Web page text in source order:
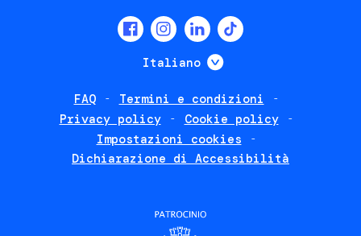
Italiano Mostra ulteriori
FAQ
Termini e condizioni
Privacy policy
Cookie policy
Impostazioni cookies
Dichiarazione di Accessibilità